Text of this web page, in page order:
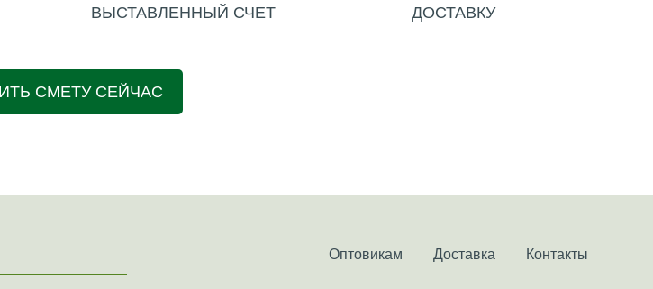
ВЫСТАВЛЕННЫЙ СЧЕТ
ДОСТАВКУ
СМЕТУ СЕЙЧАС
Оптовикам Доставка Контакты